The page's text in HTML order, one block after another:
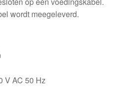
wordt meegeleverd.
V AC 50 Hz